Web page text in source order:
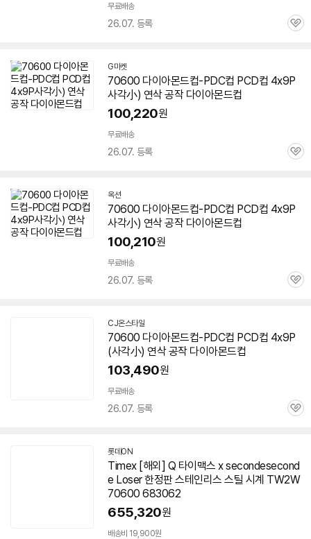
무료배송
26.07. 등록
관
G마켓
70600 다이아몬드컵-PDC컵 PCD컵 4x9P
사각小) 연삭 공작 다이아몬드컵
100,220원
무료배송
26.07. 등록
관
옥션
70600 다이아몬드컵-PDC컵 PCD컵 4x9P
사각小) 연삭 공작 다이아몬드컵
100,210원
무료배송
26.07. 등록
관
CJ온스타일
70600 다이아몬드컵-PDC컵 PCD컵 4x9P
(사각小) 연삭 공작 다이아몬드컵
103,490원
무료배송
26.07. 등록
관
롯데ON
Timex [해외] Q 타이맥스 x secondesecond
e Loser 한정판 스테인리스 스틸 시계 TW2W
70600 683062
655,320원
배송비 19,900원